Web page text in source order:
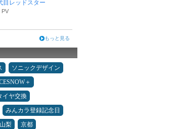
目レッドスター
PV
もっと見る
ソニックデザイン
＋
イヤ交換
みんカラ登録記念日
梨
京都